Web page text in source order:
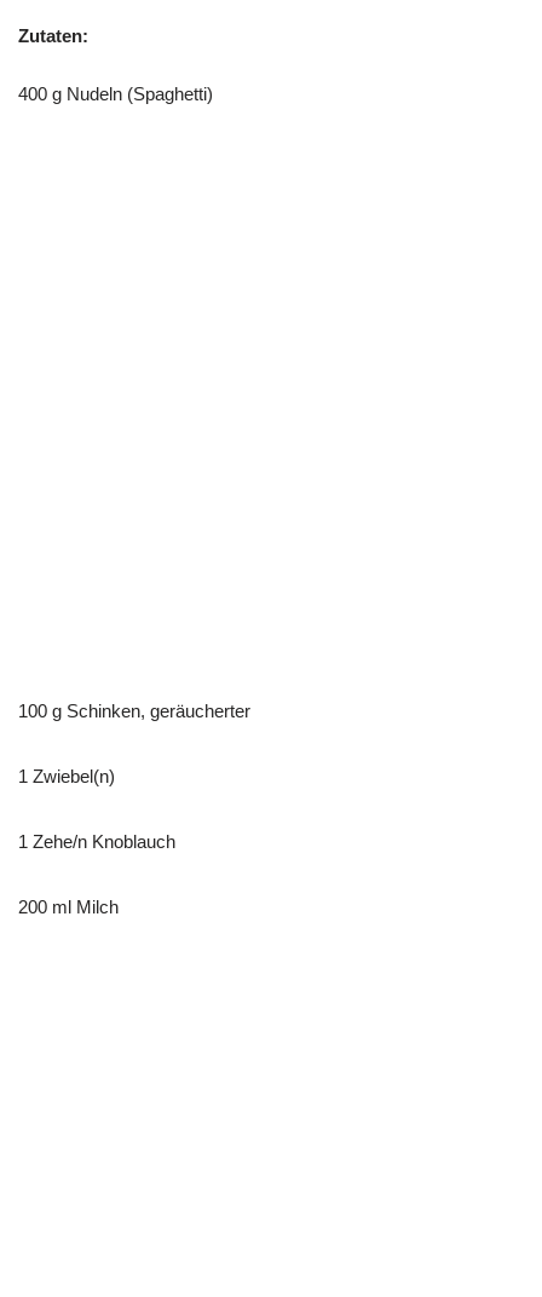
Zutaten:
400 g Nudeln (Spaghetti)
100 g Schinken, geräucherter
1 Zwiebel(n)
1 Zehe/n Knoblauch
200 ml Milch